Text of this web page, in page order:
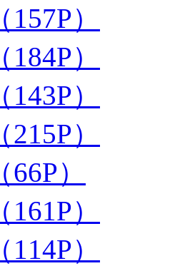
（157P）
（184P）
（143P）
（215P）
（66P）
（161P）
（114P）